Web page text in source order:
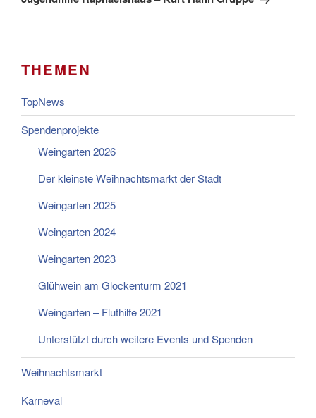
THEMEN
TopNews
Spendenprojekte
Weingarten 2026
Der kleinste Weihnachtsmarkt der Stadt
Weingarten 2025
Weingarten 2024
Weingarten 2023
Glühwein am Glockenturm 2021
Weingarten – Fluthilfe 2021
Unterstützt durch weitere Events und Spenden
Weihnachtsmarkt
Karneval